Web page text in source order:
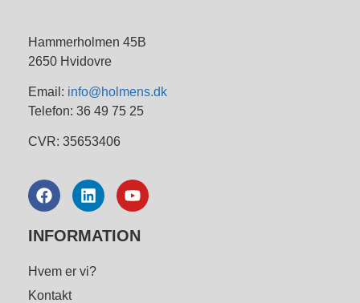
Hammerholmen 45B
2650 Hvidovre
Email: info@holmens.dk
Telefon: 36 49 75 25
CVR: 35653406
INFORMATION
Hvem er vi?
Kontakt